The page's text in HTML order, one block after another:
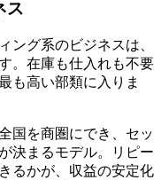
ス
ング系のビジネスは、
。在庫も仕入れも不要
も高い部類に入りま
国を商圏にでき、セッ
決まるモデル。リピー
るかが、収益の安定化